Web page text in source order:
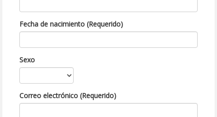
Fecha de nacimiento (Requerido)
Sexo
Correo electrónico (Requerido)